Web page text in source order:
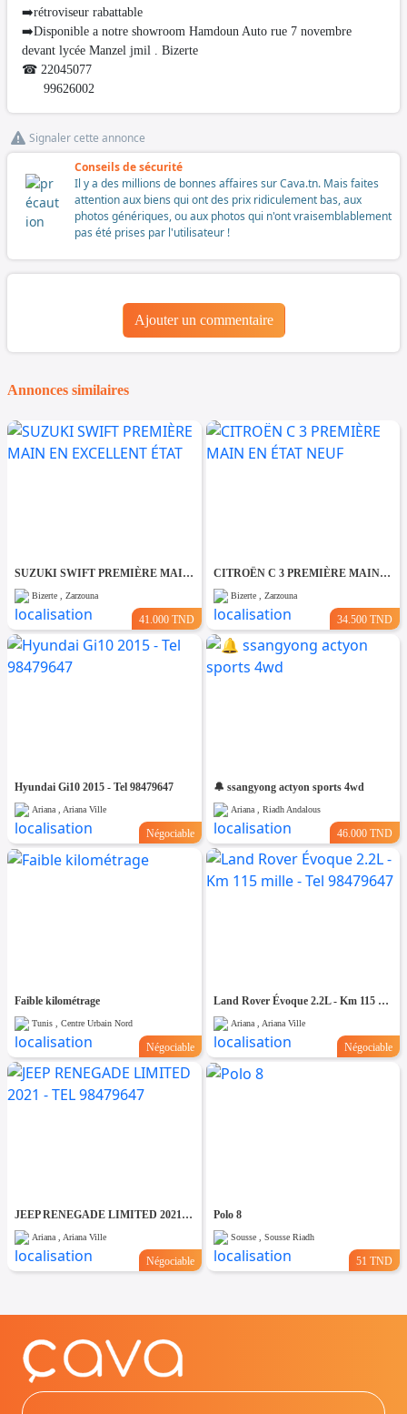
➡️rétroviseur rabattable
➡️Disponible a notre showroom Hamdoun Auto rue 7 novembre
devant lycée Manzel jmil . Bizerte
☎ 22045077
99626002
Signaler cette annonce
Conseils de sécurité
Il y a des millions de bonnes affaires sur Cava.tn. Mais faites
attention aux biens qui ont des prix ridiculement bas, aux
photos génériques, ou aux photos qui n'ont vraisemblablement
pas été prises par l'utilisateur !
Ajouter un commentaire
Annonces similaires
SUZUKI SWIFT PREMIÈRE MAIN EN EXCELLENT ÉTAT
Bizerte , Zarzouna
41.000 TND
CITROËN C 3 PREMIÈRE MAIN EN ÉTAT NEUF
Bizerte , Zarzouna
34.500 TND
Hyundai Gi10 2015 - Tel 98479647
Ariana , Ariana Ville
Négociable
🔔 ssangyong actyon sports 4wd
Ariana , Riadh Andalous
46.000 TND
Faible kilométrage
Tunis , Centre Urbain Nord
Négociable
Land Rover Évoque 2.2L - Km 115 mille - Tel 98479647
Ariana , Ariana Ville
Négociable
JEEP RENEGADE LIMITED 2021 - TEL 98479647
Ariana , Ariana Ville
Négociable
Polo 8
Sousse , Sousse Riadh
51 TND